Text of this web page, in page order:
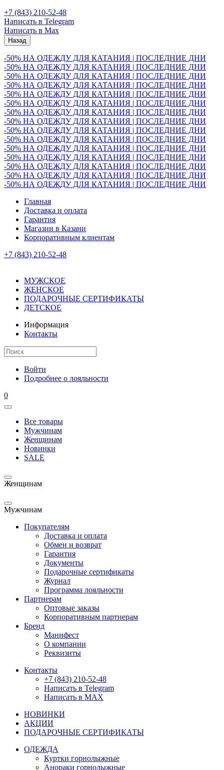
+7 (843) 210-52-48
Написать в Telegram
Написать в Max
Назад
-50% НА ОДЕЖДУ ДЛЯ КАТАНИЯ | ПОСЛЕДНИЕ ДНИ
-50% НА ОДЕЖДУ ДЛЯ КАТАНИЯ | ПОСЛЕДНИЕ ДНИ
-50% НА ОДЕЖДУ ДЛЯ КАТАНИЯ | ПОСЛЕДНИЕ ДНИ
-50% НА ОДЕЖДУ ДЛЯ КАТАНИЯ | ПОСЛЕДНИЕ ДНИ
-50% НА ОДЕЖДУ ДЛЯ КАТАНИЯ | ПОСЛЕДНИЕ ДНИ
-50% НА ОДЕЖДУ ДЛЯ КАТАНИЯ | ПОСЛЕДНИЕ ДНИ
-50% НА ОДЕЖДУ ДЛЯ КАТАНИЯ | ПОСЛЕДНИЕ ДНИ
-50% НА ОДЕЖДУ ДЛЯ КАТАНИЯ | ПОСЛЕДНИЕ ДНИ
-50% НА ОДЕЖДУ ДЛЯ КАТАНИЯ | ПОСЛЕДНИЕ ДНИ
-50% НА ОДЕЖДУ ДЛЯ КАТАНИЯ | ПОСЛЕДНИЕ ДНИ
-50% НА ОДЕЖДУ ДЛЯ КАТАНИЯ | ПОСЛЕДНИЕ ДНИ
-50% НА ОДЕЖДУ ДЛЯ КАТАНИЯ | ПОСЛЕДНИЕ ДНИ
-50% НА ОДЕЖДУ ДЛЯ КАТАНИЯ | ПОСЛЕДНИЕ ДНИ
-50% НА ОДЕЖДУ ДЛЯ КАТАНИЯ | ПОСЛЕДНИЕ ДНИ
-50% НА ОДЕЖДУ ДЛЯ КАТАНИЯ | ПОСЛЕДНИЕ ДНИ
Главная
Доставка и оплата
Гарантия
Магазин в Казани
Корпоративным клиентам
+7 (843) 210-52-48
МУЖСКОЕ
ЖЕНСКОЕ
ПОДАРОЧНЫЕ СЕРТИФИКАТЫ
ДЕТСКОЕ
Информация
Контакты
Войти
Подробнее о лояльности
0
Все товары
Мужчинам
Женщинам
Новинки
SALE
Женщинам
Мужчинам
Покупателям
Доставка и оплата
Обмен и возврат
Гарантия
Документы
Подарочные сертификаты
Журнал
Программа лояльности
Партнерам
Оптовые заказы
Корпоративным партнерам
Бренд
Манифест
О компании
Реквизиты
Контакты
+7 (843) 210-52-48
Написать в Telegram
Написать в MAX
НОВИНКИ
АКЦИИ
ПОДАРОЧНЫЕ СЕРТИФИКАТЫ
ОДЕЖДА
Куртки горнолыжные
Анораки горнолыжные